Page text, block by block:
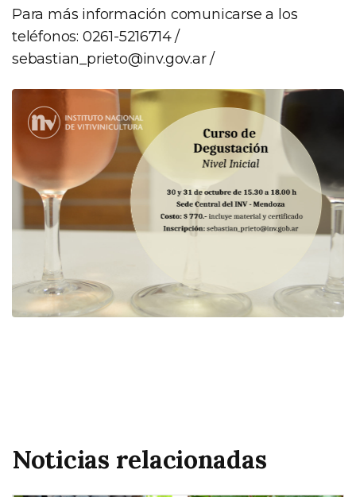
Para más información comunicarse a los
teléfonos: 0261-5216714 /
sebastian_prieto@inv.gov.ar/
Noticias relacionadas